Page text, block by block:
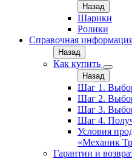
Назад
Шарики
Ролики
Справочная
Назад
Как купить
Назад
Шаг 1.
Шаг 2.
Шаг 3.
Шаг 4.
Условия
«Механик
Гарантии и